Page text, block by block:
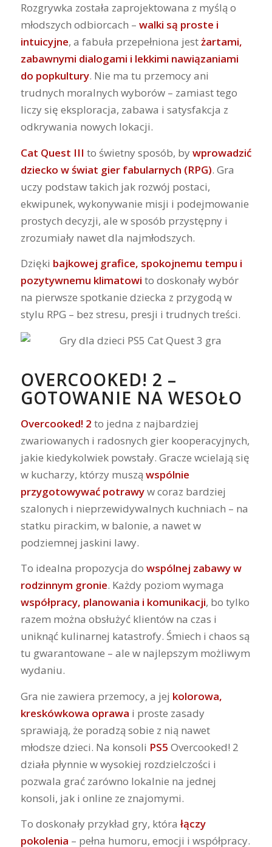
Rozgrywka została zaprojektowana z myślą o
młodszych odbiorcach – walki są proste i
intuicyjne, a fabuła przepełniona jestżartami,
zabawnymi dialogami i lekkimi nawiązaniami
do popkultury. Nie ma tu przemocy ani
trudnych moralnych wyborów – zamiast tego
liczy się eksploracja, zabawa i satysfakcja z
odkrywania nowych lokacji.
Cat Quest III to świetny sposób, bywprowadzić
dziecko w świat gier fabularnych (RPG). Gra
uczy podstaw takich jak rozwój postaci,
ekwipunek, wykonywanie misji i podejmowanie
prostych decyzji, ale w sposób przystępny i
zrozumiały nawet dla najmłodszych.
Dzięki bajkowej grafice, spokojnemu tempu i
pozytywnemu klimatowi to doskonały wybór
na pierwsze spotkanie dziecka z przygodą w
stylu RPG – bez stresu, presji i trudnych treści.
OVERCOOKED! 2 –
GOTOWANIE NA WESOŁO
Overcooked! 2 to jedna z najbardziej
zwariowanych i radosnych gier kooperacyjnych,
jakie kiedykolwiek powstały. Gracze wcielają się
w kucharzy, którzy muszą wspólnie
przygotowywać potrawyw coraz bardziej
szalonych i nieprzewidywalnych kuchniach – na
statku pirackim, w balonie, a nawet w
podziemnej jaskini lawy.
To idealna propozycja do wspólnej zabawy w
rodzinnym gronie. Każdy poziom wymaga
współpracy, planowania i komunikacji, bo tylko
razem można obsłużyć klientów na czas i
uniknąć kulinarnej katastrofy. Śmiech i chaos są
tu gwarantowane – ale w najlepszym możliwym
wydaniu.
Gra nie zawiera przemocy, a jej kolorowa,
kreskówkowa oprawa i proste zasady
sprawiają, że poradzą sobie z nią nawet
młodsze dzieci. Na konsoli PS5 Overcooked! 2
działa płynnie w wysokiej rozdzielczości i
pozwala grać zarówno lokalnie na jednej
konsoli, jak i online ze znajomymi.
To doskonały przykład gry, która łączy
pokolenia – pełna humoru, emocji i współpracy.